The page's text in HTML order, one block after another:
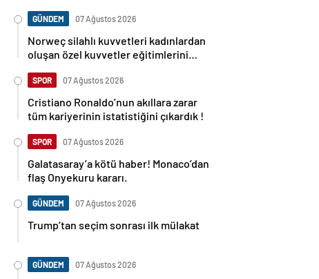
GÜNDEM 07 Ağustos 2026
Norweç silahlı kuvvetleri kadınlardan
oluşan özel kuvvetler eğitimlerini
SPOR 07 Ağustos 2026
Cristiano Ronaldo’nun akıllara zarar
tüm kariyerinin istatistiğini çıkardık !
SPOR 07 Ağustos 2026
Galatasaray’a kötü haber! Monaco’dan
flaş Onyekuru kararı.
GÜNDEM 07 Ağustos 2026
Trump’tan seçim sonrası ilk mülakat
GÜNDEM 07 Ağustos 2026